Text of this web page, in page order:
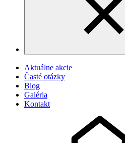
Aktuálne akcie
Časté otázky
Blog
Galéria
Kontakt